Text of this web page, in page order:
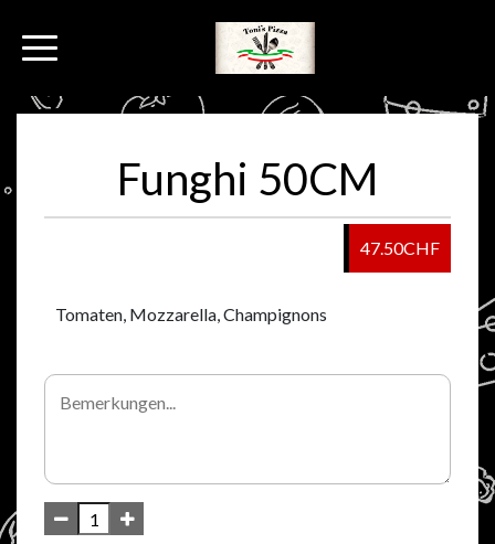
Funghi 50CM
47.50CHF
Tomaten, Mozzarella, Champignons